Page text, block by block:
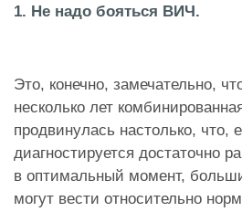
1. Не надо бояться ВИЧ.
Это, конечно, замечательно,
несколько лет
продвинулась настолько, что,
диагностируется достаточно
в оптимальный момент,
могут вести относительно